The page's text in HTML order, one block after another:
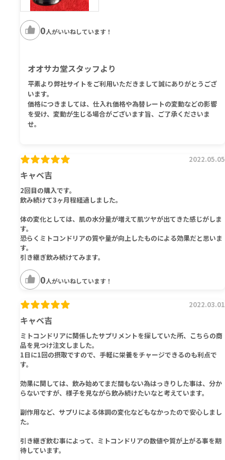
0人がいいねしています！
オオサカ堂スタッフより
平素より弊社サイトをご利用いただきまして誠にありがとうござ
います。
価格につきましては、仕入れ価格や為替レートの変動などの影響
を受け、変動が生じる場合がございます旨、ご了承くださいま
せ。
キャベ吉
2022.05.05
2回目の購入です。
飲み続けて3ヶ月程経過しました。
体の変化としては、肌の水分量が増えて肌ツヤが出てきた感じがしま
す。
恐らくミトコンドリアの質や量が向上したものによる効果だと思いま
す。
引き継ぎ飲み続けてみます。
0人がいいねしています！
キャベ吉
2022.03.01
ミトコンドリアに関係したサプリメントを探していた所、こちらの商
品を見つけ注文しました。
1日に1回の摂取ですので、手軽に栄養をチャージできるのも利点で
す。
効果に関しては、飲み始めてまだ間もない為はっきりした事は、分か
らないですが、様子を見ながら飲み続けたいなと考えています。
副作用など、サプリによる体調の変化などもなかったので安心しまし
た。
引き継ぎ飲む事によって、ミトコンドリアの数値や質が上がる事を期
待しています。